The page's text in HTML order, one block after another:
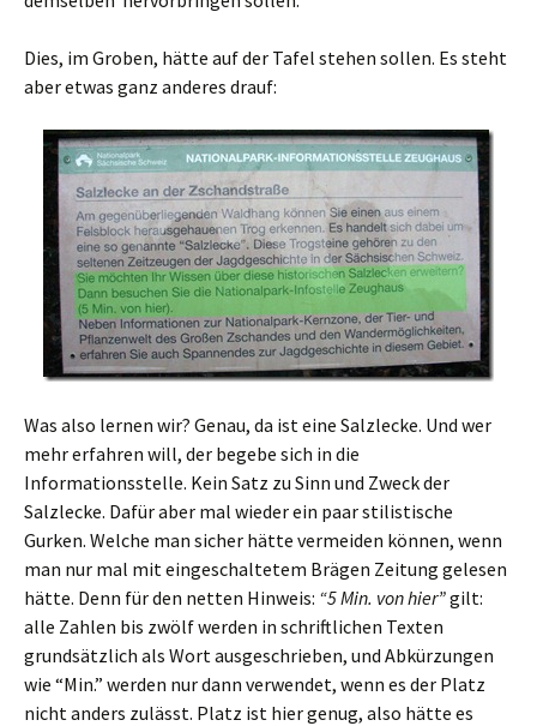
Dies, im Groben, hätte auf der Tafel stehen sollen. Es steht
aber etwas ganz anderes drauf:
Was also lernen wir? Genau, da ist eine Salzlecke. Und wer
mehr erfahren will, der begebe sich in die
Informationsstelle. Kein Satz zu Sinn und Zweck der
Salzlecke. Dafür aber mal wieder ein paar stilistische
Gurken. Welche man sicher hätte vermeiden können, wenn
man nur mal mit eingeschaltetem Brägen Zeitung gelesen
hätte. Denn für den netten Hinweis: “5 Min. von hier”gilt:
alle Zahlen bis zwölf werden in schriftlichen Texten
grundsätzlich als Wort ausgeschrieben, und Abkürzungen
wie “Min.” werden nur dann verwendet, wenn es der Platz
nicht anders zulässt. Platz ist hier genug, also hätte es